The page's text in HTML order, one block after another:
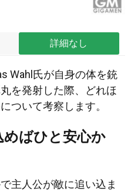
詳細なし
Wahl氏が自身の体を銃
を発射した際、どれほ
ついて考察します。
ばひと安心か
主人公が敵に追い込ま